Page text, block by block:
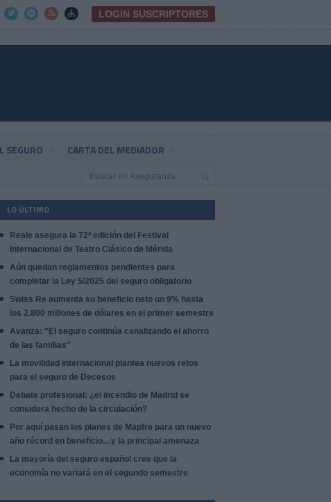
    LOGIN SUSCRIPTORES
SEGURO CARTA DEL MEDIADOR
LO ÚLTIMO
Reale asegura la 72ª edición del Festival
Internacional de Teatro Clásico de Mérida
Aún quedan reglamentos pendientes para
completar la Ley 5/2025 del seguro obligatorio
Swiss Re aumenta su beneficio neto un 9% hasta
los 2.800 millones de dólares en el primer semestre
Avanza: "El seguro continúa canalizando el ahorro
de las familias"
La movilidad internacional plantea nuevos retos
para el seguro de Decesos
Debate profesional: ¿el incendio de Madrid se
considera hecho de la circulación?
Por aquí pasan los planes de Mapfre para un nuevo
año récord en beneficio…y la principal amenaza
La mayoría del seguro español cree que la
economía no variará en el segundo semestre